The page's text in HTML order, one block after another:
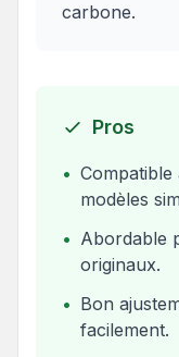
carbone.
Pros
• Compatible
modèles
• Abordable
originaux.
• Bon
facilement.